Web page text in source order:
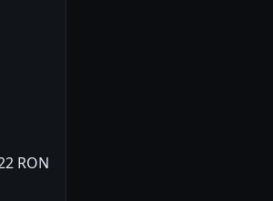
RON